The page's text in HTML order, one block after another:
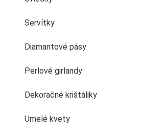
Servítky
Diamantové pásy
Perlové girlandy
Dekoračné krištáliky
Umelé kvety